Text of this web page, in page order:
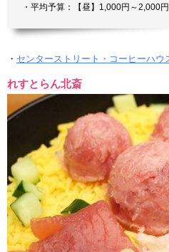
・平均予算：【昼】1,000円～2,000
・ センターストリート・コーヒーハウ
れすとらん北斎